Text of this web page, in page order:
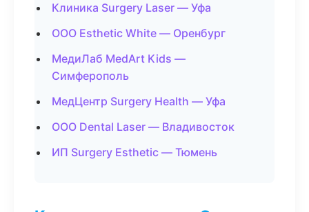
Клиника Surgery Laser — Уфа
ООО Esthetic White — Оренбург
МедиЛаб MedArt Kids —
Симферополь
МедЦентр Surgery Health — Уфа
ООО Dental Laser — Владивосток
ИП Surgery Esthetic — Тюмень